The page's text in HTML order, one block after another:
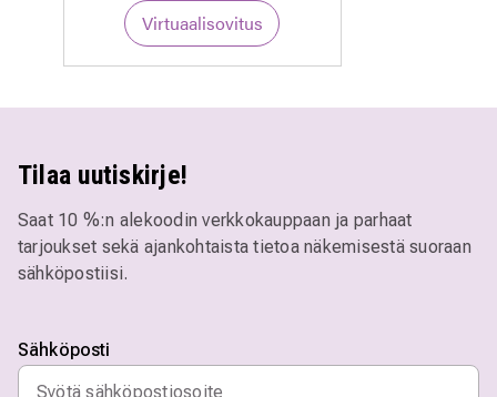
Virtuaalisovitus
Tilaa uutiskirje!
Saat 10 %:n alekoodin verkkokauppaan ja parhaat
tarjoukset sekä ajankohtaista tietoa näkemisestä suoraan
sähköpostiisi.
Sähköposti